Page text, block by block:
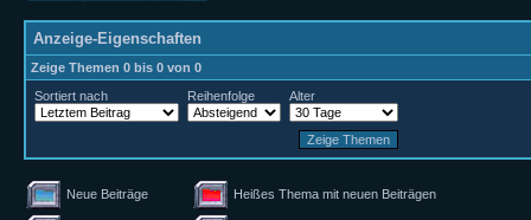
Anzeige-Eigenschaften
Zeige Themen 0 bis 0 von 0
Sortiert nach
Reihenfolge Alter
Neue Beiträge Heißes Thema mit neuen Beiträgen